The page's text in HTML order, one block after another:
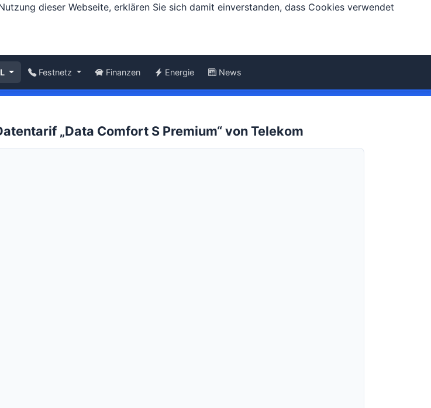
dieser Webseite, erklären Sie sich damit einverstanden, dass Cookies verwendet
Festnetz Finanzen Energie News
„Data Comfort S Premium“ von Telekom